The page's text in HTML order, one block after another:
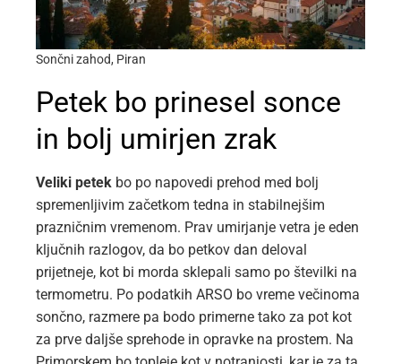
Sončni zahod, Piran
Petek bo prinesel sonce
in bolj umirjen zrak
Veliki petek bo po napovedi prehod med bolj
spremenljivim začetkom tedna in stabilnejšim
prazničnim vremenom. Prav umirjanje vetra je eden
ključnih razlogov, da bo petkov dan deloval
prijetneje, kot bi morda sklepali samo po številki na
termometru. Po podatkih ARSO bo vreme večinoma
sončno, razmere pa bodo primerne tako za pot kot
za prve daljše sprehode in opravke na prostem. Na